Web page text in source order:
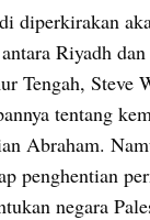
diperkirakan
Riyadh
Tengah, Steve
tentang
Abraham.
penghentian
negara